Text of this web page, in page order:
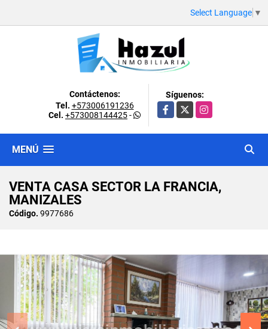
Select Language ▼
Contáctenos:
Tel. +573006191236
Cel. +573008144425-
Síguenos:
Facebook
X Instagram
MENÚ
VENTA CASA SECTOR LA FRANCIA,
MANIZALES
Código. 9977686